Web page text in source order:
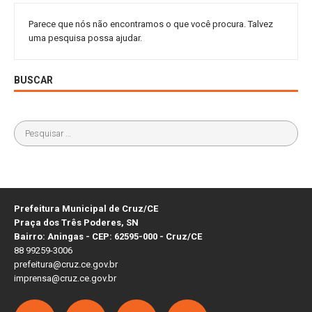
Parece que nós não encontramos o que você procura. Talvez
uma pesquisa possa ajudar.
BUSCAR
Prefeitura Municipal de Cruz/CE
Praça dos Três Poderes, SN
Bairro: Aningas - CEP: 62595-000 - Cruz/CE
88 99259-3006
prefeitura@cruz.ce.gov.br
imprensa@cruz.ce.gov.br